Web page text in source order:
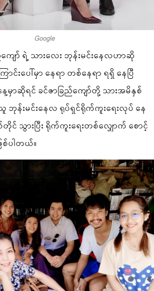
Google
ျော် ရဲ့ သားလေး ဘုန်းမင်းနေလဟာဆို
င်းပေါ်မှာ နေရာ တစ်နေရာ ရရှိ နေပြီ
မှာဆိုရင် ခင်ဇာခြည်ကျော်တို့ သားအမိနှစ်
ဘုန်းမင်းနေလ ရုပ်ရှင်ရိုက်ကူးရေးလုပ် နေ
သွားပြီး ရိုက်ကူးရေးတစ်လျှောက် စောင့်
စ်ပါတယ်။